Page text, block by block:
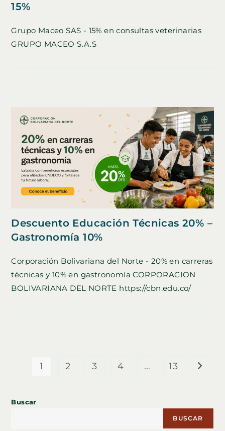
15%
Grupo Maceo SAS - 15% en consultas veterinarias
GRUPO MACEO S.A.S
Descuento Educación Técnicas 20% –
Gastronomía 10%
Corporación Bolivariana del Norte - 20% en carreras
técnicas y 10% en gastronomía CORPORACION
BOLIVARIANA DEL NORTE https://cbn.edu.co/
1 2 3 4 … 13 Ir a la
Buscar
BUSCAR